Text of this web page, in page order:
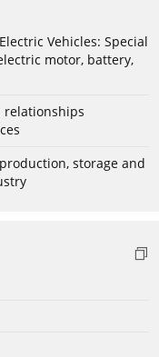
Vehicles: Special
motor, battery,
relationships
storage and